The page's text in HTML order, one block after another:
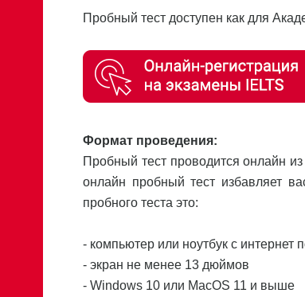
Пробный тест доступен как для
Формат проведения:
Пробный тест проводится онлайн
онлайн пробный тест избавляет
пробного теста это:
- компьютер или ноутбук с интернет
- экран не менее 13 дюймов
- Windows 10 или MacOS 11 и выше